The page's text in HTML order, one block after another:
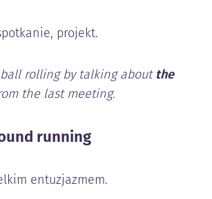
projekt.
rolling by talking about the
the last meeting.
running
entuzjazmem.